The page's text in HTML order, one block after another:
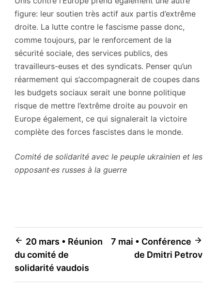
figure: leur soutien très actif aux partis d’extrême
droite. La lutte contre le fascisme passe donc,
comme toujours, par le renforcement de la
sécurité sociale, des services publics, des
travailleurs-euses et des syndicats. Penser qu’un
réarmement qui s’accompagnerait de coupes dans
les budgets sociaux serait une bonne politique
risque de mettre l’extrême droite au pouvoir en
Europe également, ce qui signalerait la victoire
complète des forces fascistes dans le monde.
Comité de solidarité avec le peuple ukrainien et les
opposant·es russes à la guerre
Navigation
de
l’article
20 mars • Réunion
du comité de
solidarité vaudois
7 mai • Conférence
de Dmitri Petrov